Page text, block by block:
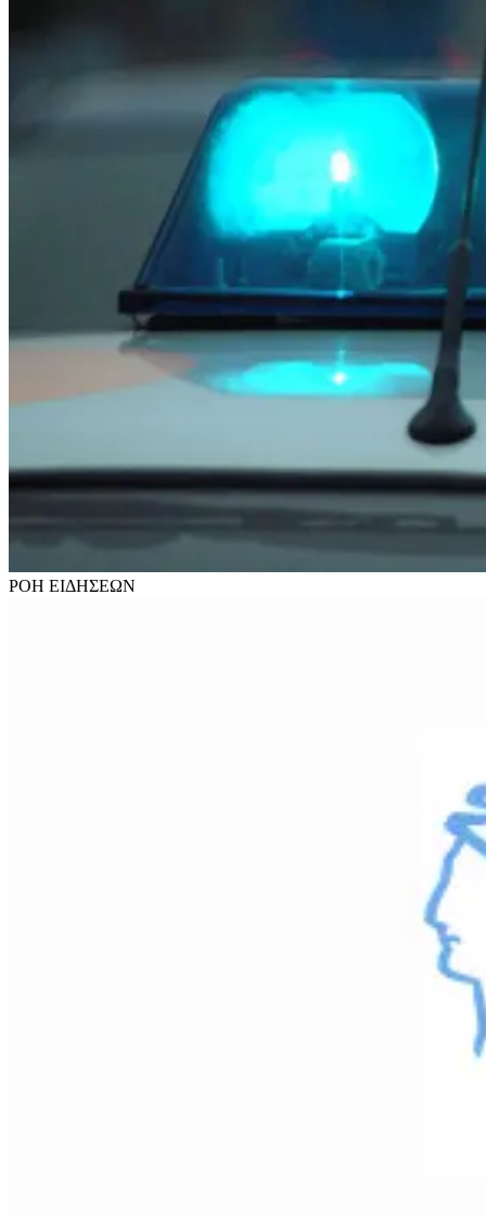
ΡΟΗ ΕΙΔΗΣΕΩΝ